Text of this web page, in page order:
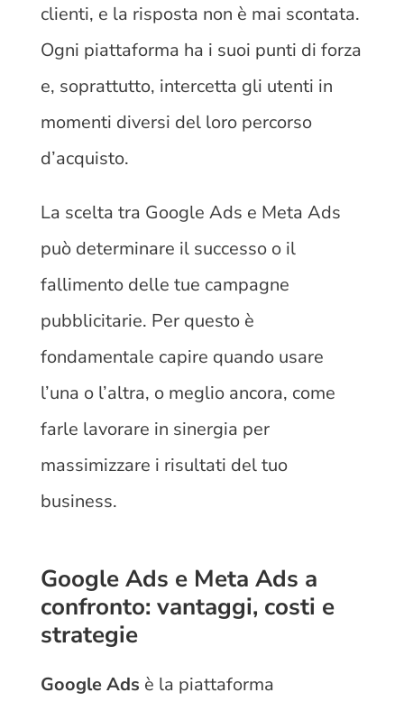
clienti, e la risposta non è mai scontata.
Ogni piattaforma ha i suoi punti di forza
e, soprattutto, intercetta gli utenti in
momenti diversi del loro percorso
d’acquisto.
La scelta tra Google Ads e Meta Ads
può determinare il successo o il
fallimento delle tue campagne
pubblicitarie. Per questo è
fondamentale capire quando usare
l’una o l’altra, o meglio ancora, come
farle lavorare in sinergia per
massimizzare i risultati del tuo
business.
Google Ads e Meta Ads a
confronto: vantaggi, costi e
strategie
Google Ads è la piattaforma